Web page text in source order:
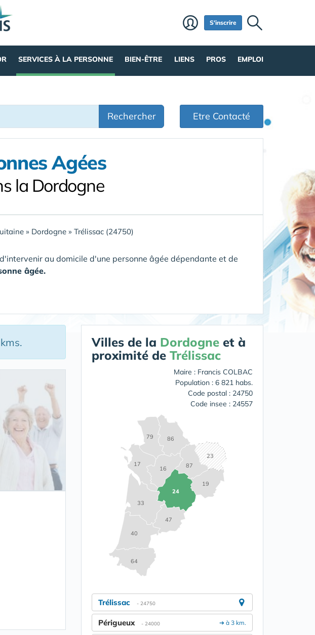
S'inscrire
SERVICES À LA PERSONNE BIEN-ÊTRE LIENS PROS EMPLOI
Rechercher Etre Contacté
Agées
la Dordogne
» Dordogne » Trélissac (24750)
au domicile d'une personne âgée dépendante et de
âgée.
Villes de la Dordogne et à
proximité de Trélissac
Maire : Francis COLBAC
Population : 6 821 habs.
Code postal : 24750
Code insee : 24557
16
17
19
23
24
33
40
47
64
79 86
87
Trélissac - 24750
➔ à 3 km.
Périgueux - 24000